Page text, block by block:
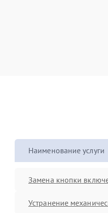
Наименование услуги
Замена кнопки
Устранение